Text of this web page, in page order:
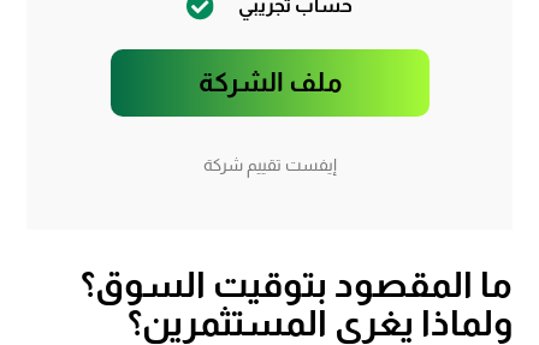
حساب تجريبي
ملف الشركة
إيفست تقييم شركة
ما المقصود بتوقيت السوق؟
ولماذا يغري المستثمرين؟